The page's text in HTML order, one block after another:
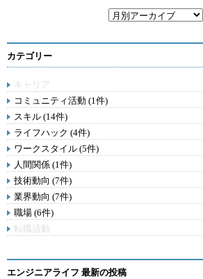
カテゴリー
キャリア
コミュニティ活動 (1件)
スキル (14件)
ライフハック (4件)
ワークスタイル (5件)
人間関係 (1件)
技術動向 (7件)
業界動向 (7件)
職場 (6件)
転職活動
エンジニアライフ 最新の投稿